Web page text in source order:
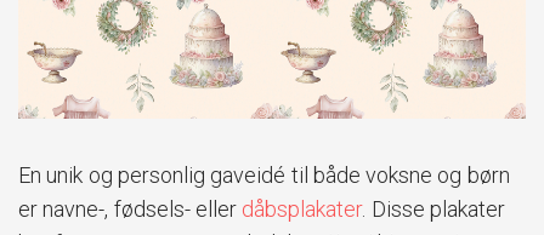
En unik og personlig gaveidé til både voksne og børn
er navne-, fødsels- eller dåbsplakater. Disse plakater